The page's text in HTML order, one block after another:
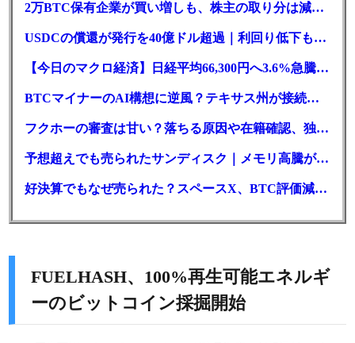
2万BTC保有企業が買い増しも、株主の取り分は減少｜目標と逆行
USDCの償還が発行を40億ドル超過｜利回り低下も収益は増加
【今日のマクロ経済】日経平均66,300円へ3.6%急騰もAI投資回収懸念が再燃
BTCマイナーのAI構想に逆風？テキサス州が接続審査を厳格化
フクホーの審査は甘い？落ちる原因や在籍確認、独自の方式を徹底解説
予想超えでも売られたサンディスク｜メモリ高騰がDePINにも波及か
好決算でもなぜ売られた？スペースX、BTC評価減と9億株の解禁
FUELHASH、100%再生可能エネルギ
ーのビットコイン採掘開始